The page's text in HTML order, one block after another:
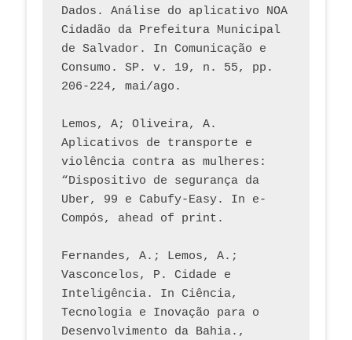
Dados. Análise do aplicativo NOA
Cidadão da Prefeitura Municipal
de Salvador. In Comunicação e
Consumo. SP. v. 19, n. 55, pp.
206-224, mai/ago.
Lemos, A; Oliveira, A.
Aplicativos de transporte e
violência contra as mulheres:
“Dispositivo de segurança da
Uber, 99 e Cabufy-Easy. In e-
Compós, ahead of print.
Fernandes, A.; Lemos, A.;
Vasconcelos, P. Cidade e
Inteligência. In Ciência,
Tecnologia e Inovação para o
Desenvolvimento da Bahia.,